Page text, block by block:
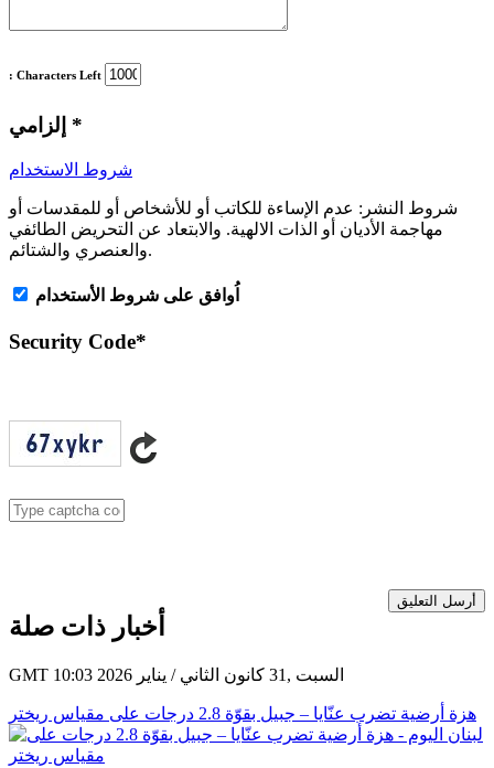
: Characters Left
*
شروط الاستخدام
شروط النشر: عدم الإساءة للكاتب أو للأشخاص أو للمقدسات أو
مهاجمة الأديان أو الذات الالهية. والابتعاد عن التحريض الطائفي
والعنصري والشتائم.
اُوافق على شروط الأستخدام
Security Code*
أرسل التعليق
أخبار ذات صلة
GMT 10:03 2026 السبت ,31 كانون الثاني / يناير
هزة أرضية تضرب عنّايا – جبيل بقوّة 2.8 درجات على مقياس ريختر